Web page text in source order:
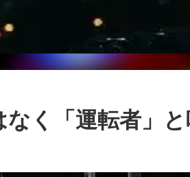
く「運転者」